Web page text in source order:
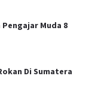
Muda 8
Di Sumatera